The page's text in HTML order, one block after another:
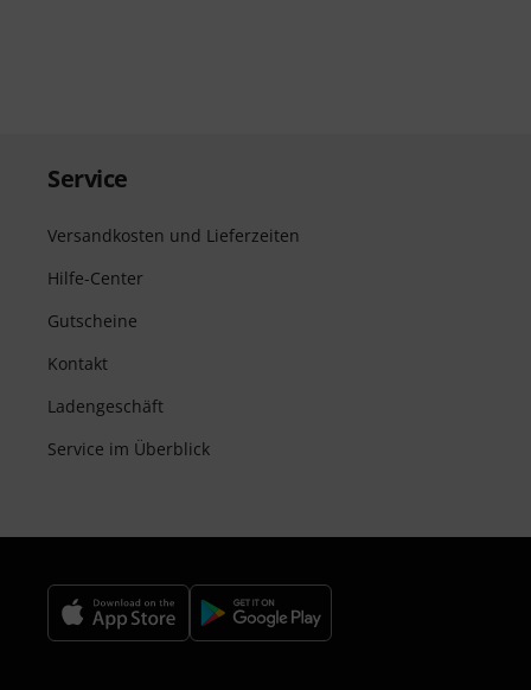
Service
Versandkosten und Lieferzeiten
Hilfe-Center
Gutscheine
Kontakt
Ladengeschäft
Service im Überblick